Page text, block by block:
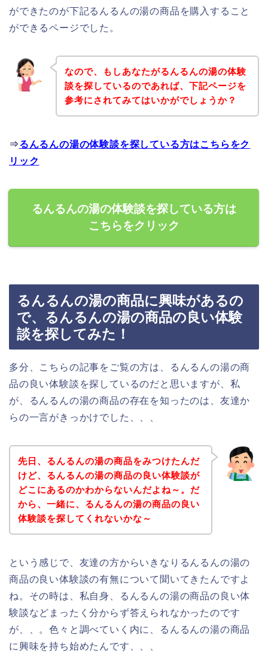
ができたのが下記るんるんの湯の商品を購入すること
ができるページでした。
なので、もしあなたがるんるんの湯の体験
談を探しているのであれば、下記ページを
参考にされてみてはいかがでしょうか？
⇒るんるんの湯の体験談を探している方はこちらをク
リック
るんるんの湯の体験談を探している方は
こちらをクリック
るんるんの湯の商品に興味があるの
で、るんるんの湯の商品の良い体験
談を探してみた！
多分、こちらの記事をご覧の方は、るんるんの湯の商
品の良い体験談を探しているのだと思いますが、私
が、るんるんの湯の商品の存在を知ったのは、友達か
らの一言がきっかけでした、、、
先日、るんるんの湯の商品をみつけたんだ
けど、るんるんの湯の商品の良い体験談が
どこにあるのかわからないんだよね～。だ
から、一緒に、るんるんの湯の商品の良い
体験談を探してくれないかな～
という感じで、友達の方からいきなりるんるんの湯の
商品の良い体験談の有無について聞いてきたんですよ
ね。その時は、私自身、るんるんの湯の商品の良い体
験談などまったく分からず答えられなかったのです
が、、。色々と調べていく内に、るんるんの湯の商品
に興味を持ち始めたんです、、、